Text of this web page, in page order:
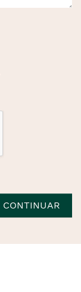
CONTINUAR